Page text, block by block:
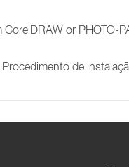
CorelDRAW or PHOTO-
de